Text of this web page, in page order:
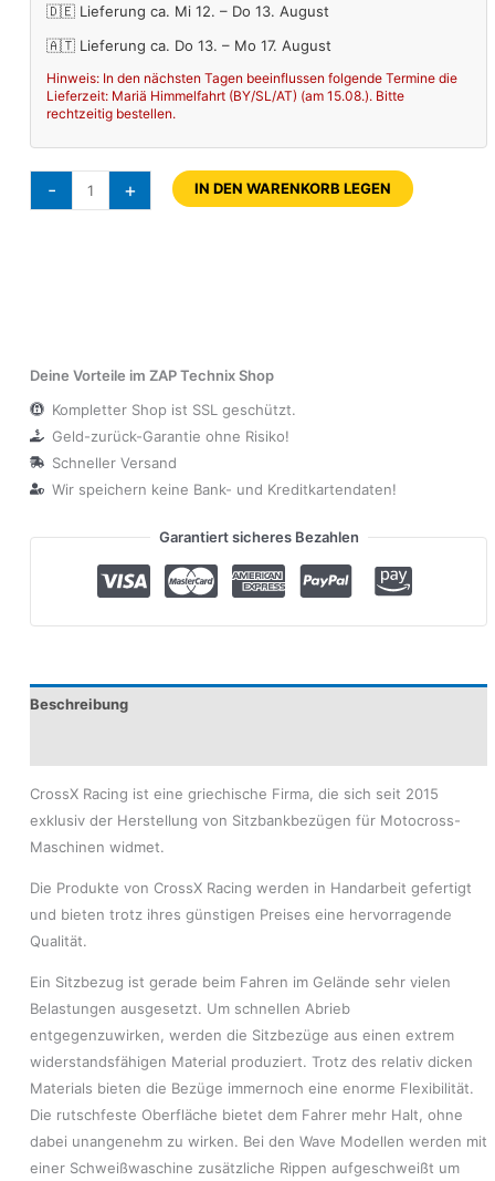
🇩🇪 Lieferung ca. Mi 12. – Do 13. August
🇦🇹 Lieferung ca. Do 13. – Mo 17. August
Hinweis: In den nächsten Tagen beeinflussen folgende Termine die
Lieferzeit: Mariä Himmelfahrt (BY/SL/AT) (am 15.08.). Bitte
rechtzeitig bestellen.
- + IN DEN WARENKORB LEGEN
Deine Vorteile im ZAP Technix Shop
Kompletter Shop ist SSL geschützt.
Geld-zurück-Garantie ohne Risiko!
Schneller Versand
Wir speichern keine Bank- und Kreditkartendaten!
Garantiert sicheres Bezahlen
Beschreibung
CrossX Racing ist eine griechische Firma, die sich seit 2015
exklusiv der Herstellung von Sitzbankbezügen für Motocross-
Maschinen widmet.
Die Produkte von CrossX Racing werden in Handarbeit gefertigt
und bieten trotz ihres günstigen Preises eine hervorragende
Qualität.
Ein Sitzbezug ist gerade beim Fahren im Gelände sehr vielen
Belastungen ausgesetzt. Um schnellen Abrieb
entgegenzuwirken, werden die Sitzbezüge aus einen extrem
widerstandsfähigen Material produziert. Trotz des relativ dicken
Materials bieten die Bezüge immernoch eine enorme Flexibilität.
Die rutschfeste Oberfläche bietet dem Fahrer mehr Halt, ohne
dabei unangenehm zu wirken. Bei den Wave Modellen werden mit
einer Schweißwaschine zusätzliche Rippen aufgeschweißt um